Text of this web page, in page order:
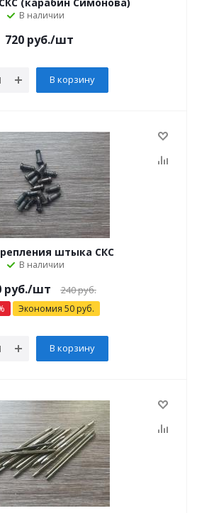
В наличии
720руб./шт
В корзину
штыка СКС
В наличии
руб./шт 240руб.
Экономия 50руб.
В корзину